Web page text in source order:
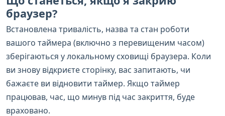
браузер?
Встановлена тривалість, назва та стан роботи
вашого таймера (включно з перевищеним часом)
зберігаються у локальному сховищі браузера. Коли
ви знову відкриєте сторінку, вас запитають, чи
бажаєте ви відновити таймер. Якщо таймер
працював, час, що минув під час закриття, буде
враховано.